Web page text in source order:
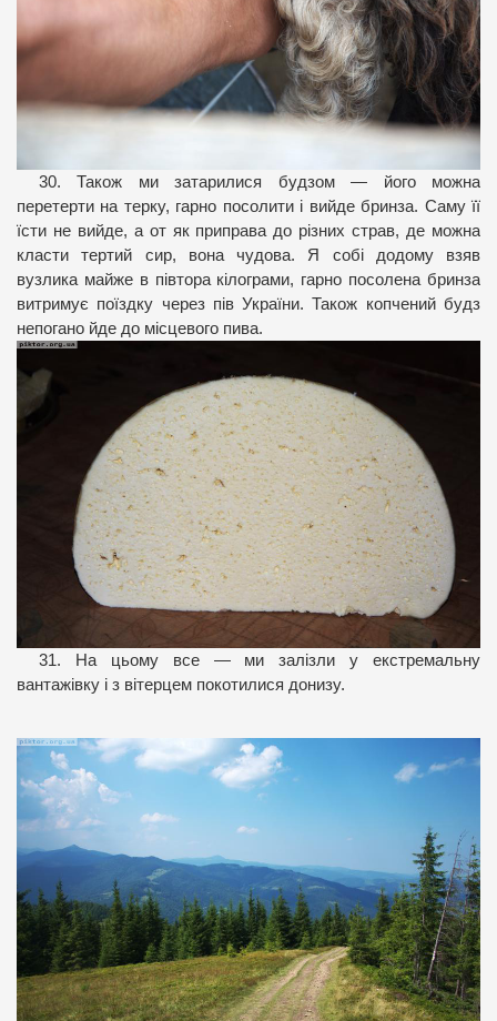
30. Також ми затарилися будзом — його можна
перетерти на терку, гарно посолити і вийде бринза. Саму її
їсти не вийде, а от як приправа до різних страв, де можна
класти тертий сир, вона чудова. Я собі додому взяв
вузлика майже в півтора кілограми, гарно посолена бринза
витримує поїздку через пів України. Також копчений будз
непогано йде до місцевого пива.
31. На цьому все — ми залізли у екстремальну
вантажівку і з вітерцем покотилися донизу.